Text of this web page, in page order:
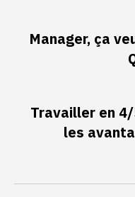
Manager, ça
Travailler en
les